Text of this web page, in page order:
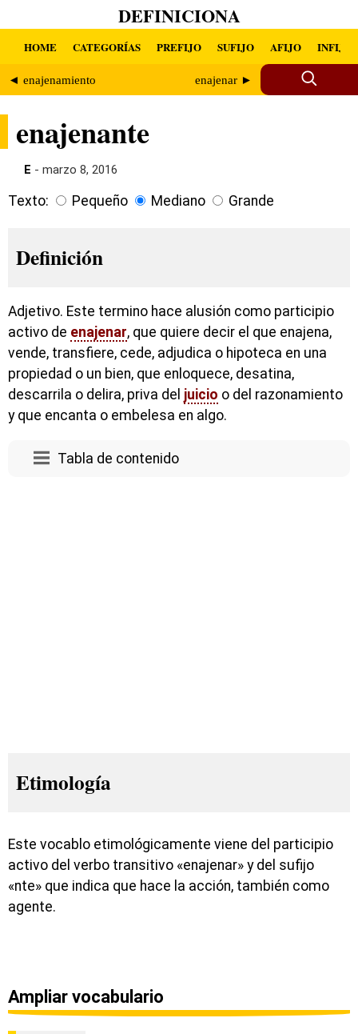
DEFINICIONA
HOME CATEGORÍAS PREFIJO SUFIJO AFIJO INFIJO
◄ enajenamiento enajenar ►
enajenante
E - marzo 8, 2016
Texto: Pequeño Mediano Grande
Definición
Adjetivo. Este termino hace alusión como participio
activo de enajenar, que quiere decir el que enajena,
vende, transfiere, cede, adjudica o hipoteca en una
propiedad o un bien, que enloquece, desatina,
descarrila o delira, priva del juicio o del razonamiento
y que encanta o embelesa en algo.
Tabla de contenido
Etimología
Este vocablo etimológicamente viene del participio
activo del verbo transitivo «enajenar» y del sufijo
«nte» que indica que hace la acción, también como
agente.
Ampliar vocabulario